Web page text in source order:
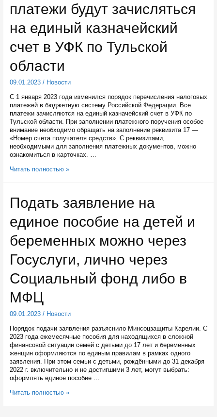
автодорог
платежи будут зачисляться
на единый казначейский
счет в УФК по Тульской
области
09.01.2023/ Новости
С 1 января 2023 года изменился порядок перечисления налоговых
платежей в бюджетную систему Российской Федерации. Все
платежи зачисляются на единый казначейский счет в УФК по
Тульской области. При заполнении платежного поручения особое
внимание необходимо обращать на заполнение реквизита 17 —
«Номер счета получателя средств». С реквизитами,
необходимыми для заполнения платежных документов, можно
ознакомиться в карточках. …
Налоговая
все
платежи
будут
зачисляться
на
казначейский
в
УФК
по
Тульской
Читать полностью »
Подать заявление на
единое пособие на детей и
беременных можно через
Госуслуги, лично через
Социальный фонд либо в
МФЦ
09.01.2023/ Новости
Порядок подачи заявления разъяснило Минсоцзащиты Карелии. С
2023 года ежемесячные пособия для находящихся в сложной
финансовой ситуации семей с детьми до 17 лет и беременных
женщин оформляются по единым правилам в рамках одного
заявления. При этом семьи с детьми, рождёнными до 31 декабря
2022 г. включительно и не достигшими 3 лет, могут выбрать:
оформлять единое пособие …
Подать
Читать полностью »